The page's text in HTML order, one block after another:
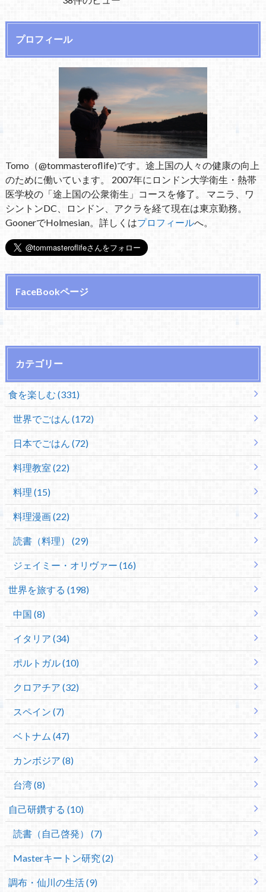
プロフィール
Tomo（@tommasteroflife)です。途上国の人々の健康の向上
のために働いています。 2007年にロンドン大学衛生・熱帯
医学校の「途上国の公衆衛生」コースを修了。 マニラ、ワ
シントンDC、ロンドン、アクラを経て現在は東京勤務。
GoonerでHolmesian。詳しくはプロフィールへ。
FaceBookページ
カテゴリー
食を楽しむ (331)
世界でごはん (172)
日本でごはん (72)
料理教室 (22)
料理 (15)
料理漫画 (22)
読書（料理） (29)
ジェイミー・オリヴァー (16)
世界を旅する (198)
中国 (8)
イタリア (34)
ポルトガル (10)
クロアチア (32)
スペイン (7)
ベトナム (47)
カンボジア (8)
台湾 (8)
自己研鑽する (10)
読書（自己啓発） (7)
Masterキートン研究 (2)
調布・仙川の生活 (9)